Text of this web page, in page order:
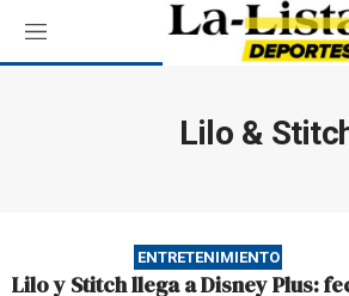
M
e
Lilo &
ENTRETENIMIENTO
Lilo y Stitch llega a Disney Plus: